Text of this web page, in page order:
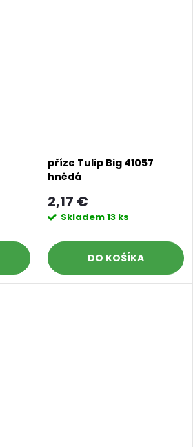
příze Tulip Big 41057
hnědá
2,17 €
Skladem13 ks
DO KOŠÍKA